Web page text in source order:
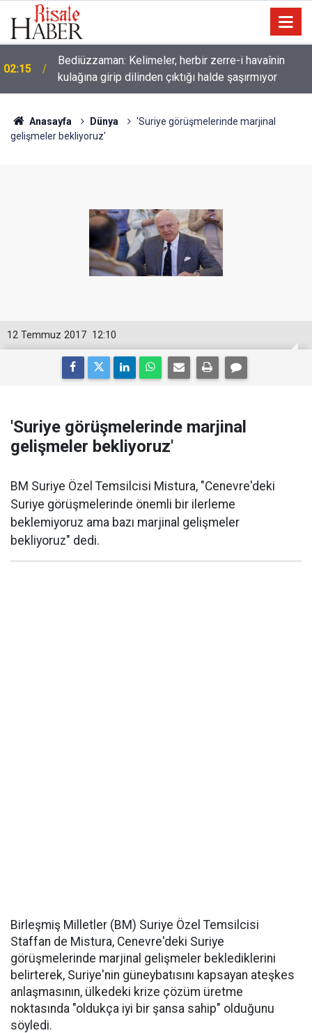
01:45
Müslümanlardan dilinizi çekin, onlardan biri
öldüğünde de
Anasayfa Dünya
'Suriye görüşmelerinde marjinal
gelişmeler bekliyoruz'
12:10
12 Temmuz 2017
'Suriye görüşmelerinde marjinal
gelişmeler bekliyoruz'
BM Suriye Özel Temsilcisi Mistura, "Cenevre'deki
Suriye görüşmelerinde önemli bir ilerleme
beklemiyoruz ama bazı marjinal gelişmeler
bekliyoruz" dedi.
Birleşmiş Milletler (BM) Suriye Özel Temsilcisi
Staffan de Mistura, Cenevre'deki Suriye
görüşmelerinde marjinal gelişmeler beklediklerini
belirterek, Suriye'nin güneybatısını kapsayan ateşkes
anlaşmasının, ülkedeki krize çözüm üretme
noktasında "oldukça iyi bir şansa sahip" olduğunu
söyledi.